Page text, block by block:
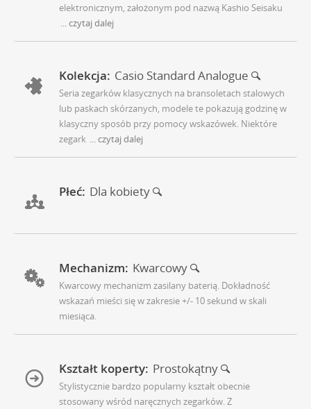
elektronicznym, założonym pod nazwą Kashio Seisaku
... czytaj dalej
Kolekcja: Casio Standard Analogue
Seria zegarków klasycznych na bransoletach stalowych
lub paskach skórzanych, modele te pokazują godzinę w
klasyczny sposób przy pomocy wskazówek. Niektóre
zegark ... czytaj dalej
Płeć: Dla kobiety
Mechanizm: Kwarcowy
Kwarcowy mechanizm zasilany baterią. Dokładność
wskazań mieści się w zakresie +/- 10 sekund w skali
miesiąca.
Kształt koperty: Prostokątny
Stylistycznie bardzo popularny kształt obecnie
stosowany wśród naręcznych zegarków. Z